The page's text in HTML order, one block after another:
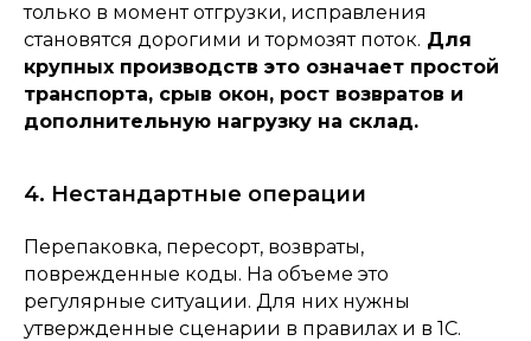
только в момент отгрузки, исправления
становятся дорогими и тормозят поток. Для
крупных производств это означает простой
транспорта, срыв окон, рост возвратов и
дополнительную нагрузку на склад.
4. Нестандартные операции
Перепаковка, пересорт, возвраты,
поврежденные коды. На объеме это
регулярные ситуации. Для них нужны
утвержденные сценарии в правилах и в 1С.